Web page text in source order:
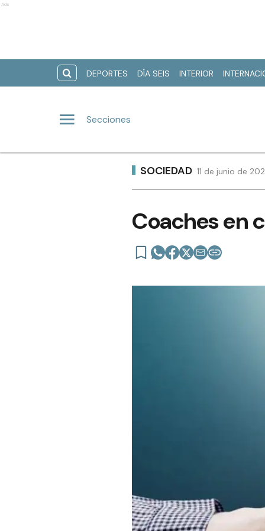
Ads
DEPORTES DÍA SEIS INTERIOR
Secciones
SOCIEDAD 11 de junio de
Coaches en